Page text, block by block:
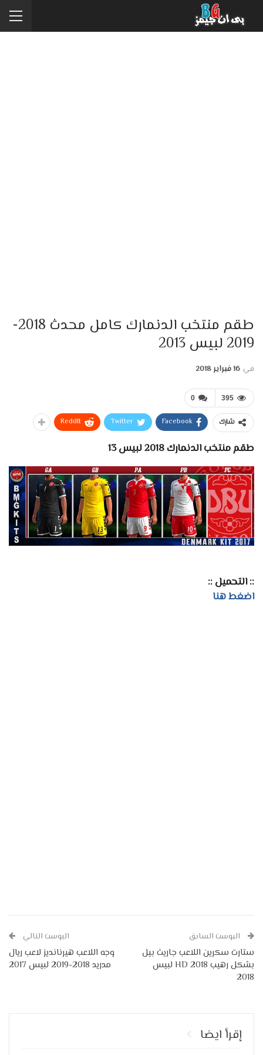
طقم منتخب الدنمارك كامل محدث 2018-
2019 لبيس 2013
في 16 فبراير 2018
0 395
شارك Facebook
Twitter
ReddIt
طقم منتخب الدنمارك 2018 لبيس 13
:: التحميل ::
اضغط هنا
البوست السابق
ستارت سكرين اللاعب جاريث بيل
بشكل رهيب HD 2018 لبيس
2018
البوست التالي
وجه اللاعب هيرنانديز لاعب ريال
مدريد 2018-2019 لبيس 2017
إقرأ ايضا